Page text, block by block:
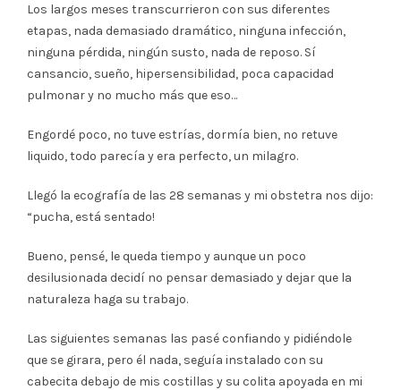
Los largos meses transcurrieron con sus diferentes
etapas, nada demasiado dramático, ninguna infección,
ninguna pérdida, ningún susto, nada de reposo. Sí
cansancio, sueño, hipersensibilidad, poca capacidad
pulmonar y no mucho más que eso…
Engordé poco, no tuve estrías, dormía bien, no retuve
liquido, todo parecía y era perfecto, un milagro.
Llegó la ecografía de las 28 semanas y mi obstetra nos dijo:
“pucha, está sentado!
Bueno, pensé, le queda tiempo y aunque un poco
desilusionada decidí no pensar demasiado y dejar que la
naturaleza haga su trabajo.
Las siguientes semanas las pasé confiando y pidiéndole
que se girara, pero él nada, seguía instalado con su
cabecita debajo de mis costillas y su colita apoyada en mi